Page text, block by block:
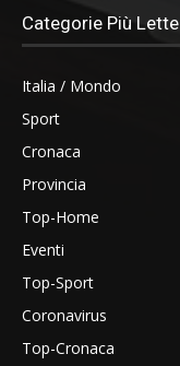
Categorie Più Lette
Italia / Mondo
Sport
Cronaca
Provincia
Top-Home
Eventi
Top-Sport
Coronavirus
Top-Cronaca